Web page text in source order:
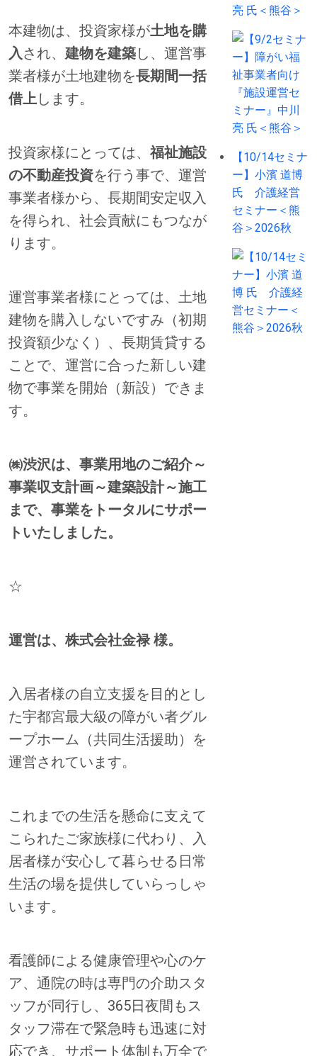
本建物は、投資家様が土地を購
入され、 建物を建築し、運営事
業者様が土地建物を長期間一括
借上します。
投資家様にとっては、福祉施設
の不動産投資を行う事で、運営
事業者様から、長期間安定収入
を得られ、社会貢献にもつなが
ります。
運営事業者様にとっては、土地
建物を購入しないですみ（初期
投資額少なく）、長期賃貸する
ことで、運営に合った新しい建
物で事業を開始（新設）できま
す。
㈱渋沢は、事業用地のご紹介～
事業収支計画～建築設計～施工
まで、事業をトータルにサポー
トいたしました。
☆
運営は、株式会社金禄 様。
入居者様の自立支援を目的とし
た宇都宮最大級の障がい者グル
ープホーム（共同生活援助）を
運営されています。
これまでの生活を懸命に支えて
こられたご家族様に代わり、入
居者様が安心して暮らせる日常
生活の場を提供していらっしゃ
います。
看護師による健康管理や心のケ
ア、通院の時は専門の介助スタ
ッフが同行し、365日夜間もス
タッフ滞在で緊急時も迅速に対
応でき、サポート体制も万全で
亮 氏＜熊谷＞
【10/14セミナ
ー】小濱 道博
氏 介護経営
セミナー＜熊
谷＞2026秋